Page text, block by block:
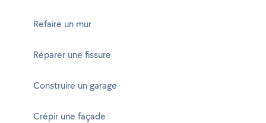
Refaire un mur
Réparer une fissure
Construire un garage
Crépir une façade